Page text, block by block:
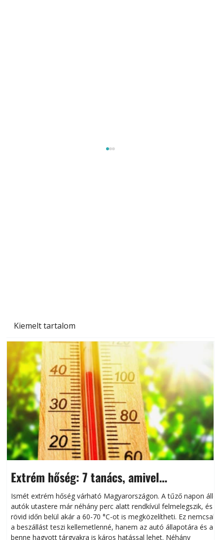
Kiemelt tartalom
Extrém hőség: 7 tanács, amivel
megóvhatjuk autónkat a nyári károktól
Ismét extrém hőség várható Magyarországon. A tűző napon álló
autók utastere már néhány perc alatt rendkívül felmelegszik, és
rövid időn belül akár a 60-70 °C-ot is megközelítheti. Ez nemcsak
a beszállást teszi kellemetlenné, hanem az autó állapotára és a
benne hagyott tárgyakra is káros hatással lehet. Néhány